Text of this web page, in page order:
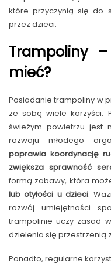
które przyczynią się do
przez dzieci.
Trampoliny
mieć?
Posiadanie trampoliny w
ze sobą wiele korzyści.
świeżym powietrzu jest
rozwoju młodego
poprawia koordynację
zwiększa sprawność
formą zabawy, która
lub otyłości u dzieci.
rozwój umiejętności
trampolinie uczy zasad
dzielenia się przestrzenią
Ponadto, regularne